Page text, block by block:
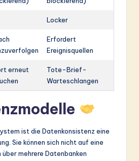
Locker
Erfordert
Ereignisquellen
erneut
Tote-Brief-
Warteschlangen
ist die Datenkonsistenz eine
Sie können sich nicht auf eine
mehrere Datenbanken